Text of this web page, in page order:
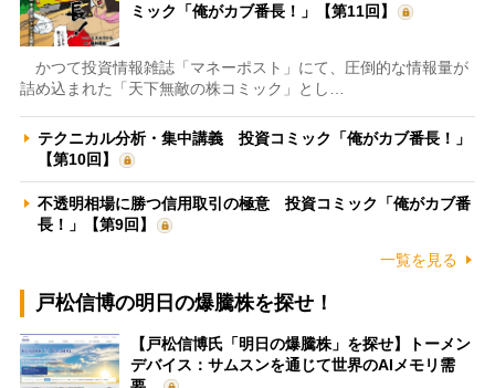
ミック「俺がカブ番長！」【第11回】
かつて投資情報雑誌「マネーポスト」にて、圧倒的な情報量が
詰め込まれた「天下無敵の株コミック」とし…
テクニカル分析・集中講義 投資コミック「俺がカブ番長！」
【第10回】
不透明相場に勝つ信用取引の極意 投資コミック「俺がカブ番
長！」【第9回】
一覧を見る
戸松信博の明日の爆騰株を探せ！
【戸松信博氏「明日の爆騰株」を探せ】トーメン
デバイス：サムスンを通じて世界のAIメモリ需